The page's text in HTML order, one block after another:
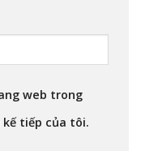
web trong
tiếp của tôi.